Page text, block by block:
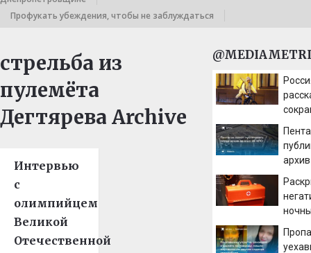
Профукать убеждения, чтобы не заблуждаться
стрельба из
пулемёта
Дегтярева Archive
Интервью
с
олимпийцем
Великой
Отечественной